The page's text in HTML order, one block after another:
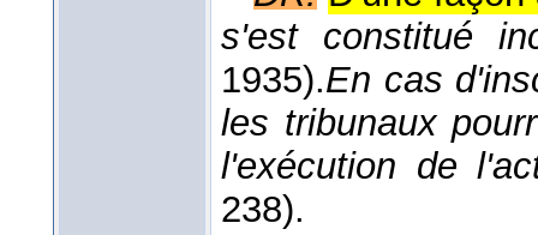
s'est constitué
1935).En cas
les tribunaux
l'exécution de
238).